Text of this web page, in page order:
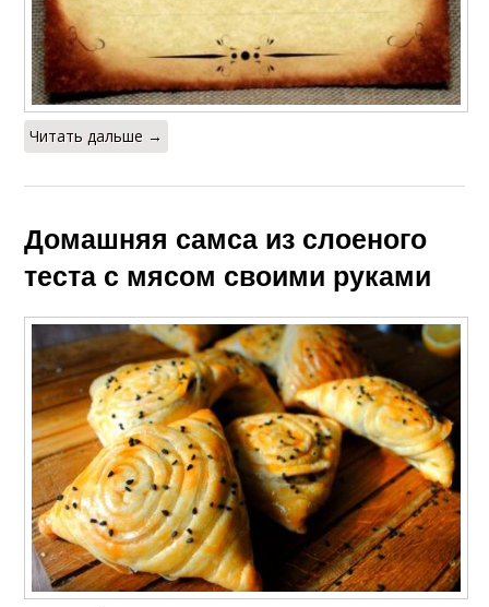
Читать дальше →
Домашняя самса из слоеного
теста с мясом своими руками